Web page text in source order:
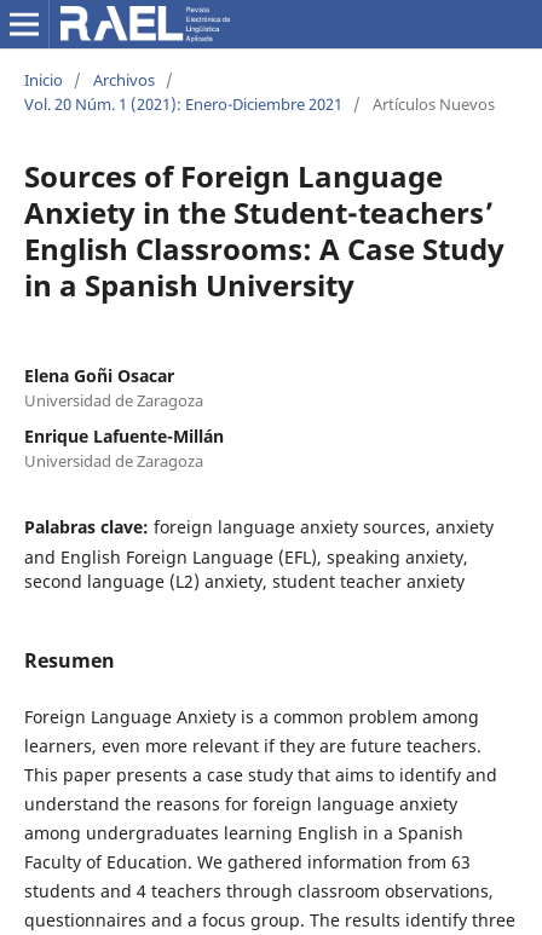
Inicio / Archivos /
Vol. 20 Núm. 1 (2021): Enero-Diciembre 2021
/ Artículos Nuevos
Sources of Foreign Language
Anxiety in the Student-teachers’
English Classrooms: A Case Study
in a Spanish University
Elena Goñi Osacar
Universidad de Zaragoza
Enrique Lafuente-Millán
Universidad de Zaragoza
Palabras clave: foreign language anxiety sources, anxiety
and English Foreign Language (EFL), speaking anxiety,
second language (L2) anxiety, student teacher anxiety
Resumen
Foreign Language Anxiety is a common problem among
learners, even more relevant if they are future teachers.
This paper presents a case study that aims to identify and
understand the reasons for foreign language anxiety
among undergraduates learning English in a Spanish
Faculty of Education. We gathered information from 63
students and 4 teachers through classroom observations,
questionnaires and a focus group. The results identify three